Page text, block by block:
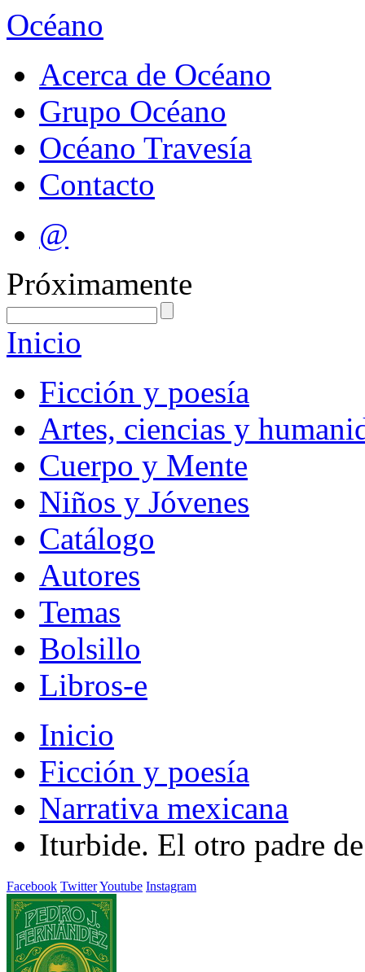
Océano
Acerca de Océano
Grupo Océano
Océano Travesía
Contacto
@
Próximamente
Inicio
Ficción y poesía
Artes, ciencias y
Cuerpo y Mente
Niños y Jóvenes
Catálogo
Autores
Temas
Bolsillo
Libros-e
Inicio
Ficción y poesía
Narrativa mexicana
Iturbide. El otro padre
Facebook TwitterYoutube Instagram